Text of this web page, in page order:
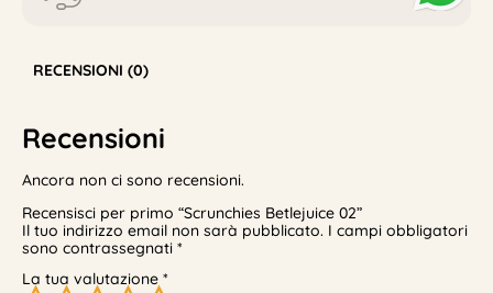
RECENSIONI (0)
Recensioni
Ancora non ci sono recensioni.
Recensisci per primo “Scrunchies Betlejuice 02”
Il tuo indirizzo email non sarà pubblicato. I campi obbligatori
sono contrassegnati *
La tua valutazione *